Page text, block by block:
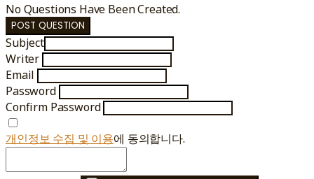
No Questions Have Been Created.
POST QUESTION
Subject
Writer
Email
Password
Confirm Password
개인정보 수집 및 이용에 동의합니다.